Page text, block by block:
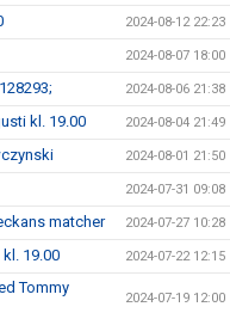
2024-08-12 22:23
2024-08-07 18:00
2024-08-06 21:38
kl. 19.00 2024-08-04 21:49
2024-08-01 21:50
2024-07-31 09:08
matcher 2024-07-27 10:28
19.00 2024-07-22 12:15
Tommy
2024-07-19 12:00